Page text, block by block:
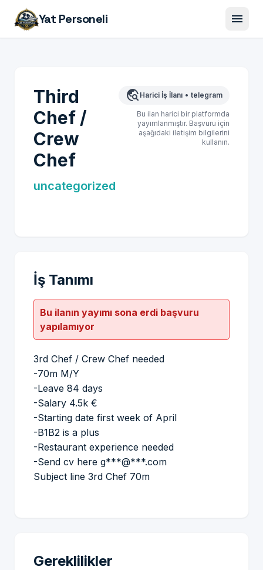
Yat Personeli menu
Third
Chef /
Crew
Chef
uncategorized
travel_explore Harici İş İlanı • telegram
Bu ilan harici bir platformda
yayımlanmıştır. Başvuru için
aşağıdaki iletişim bilgilerini
kullanın.
İş Tanımı
Bu ilanın yayımı sona erdi başvuru
yapılamıyor
3rd Chef / Crew Chef needed
-70m M/Y
-Leave 84 days
-Salary 4.5k €
-Starting date first week of April
-B1B2 is a plus
-Restaurant experience needed
-Send cv here g***@***.com
Subject line 3rd Chef 70m
Gereklilikler